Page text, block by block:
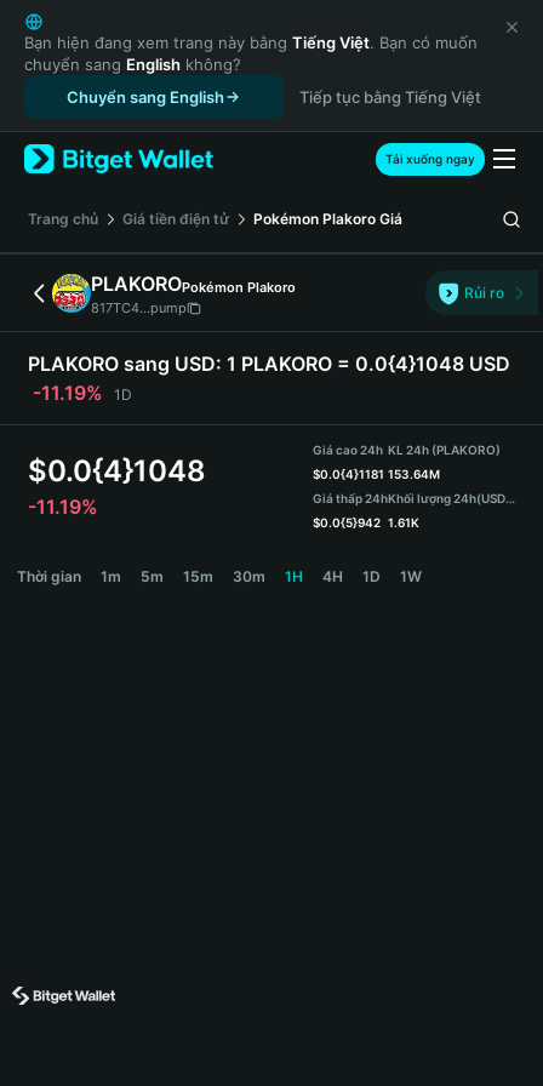
English
日本語
Tiếng Việt
Русский
Español (Latinoamérica)
Türkçe
Français
Deutsch
简体中文
繁體中文
Português (Portugal)
Bahasa Indonesia
ภาษาไทย
हिन्दी
Español
Português (Brasil)
Bạn hiện đang xem trang này bằng Tiếng Việt. Bạn có muốn
chuyển sang English không?
Chuyển sang English
Tiếp tục bằng Tiếng Việt
Tải xuống ngay
‌Trang chủ Giá tiền điện tử Pokémon Plakoro Giá
PLAKOROPokémon Plakoro
817TC4...pump
Rủi ro
PLAKORO sang USD: 1 PLAKORO = 0.0{4}1048 USD
-11.19%
1D
$0.0{4}1048
-11.19%
Giá cao 24h
$0.0{4}1181
Giá thấp 24h
$0.0{5}942
KL 24h (PLAKORO)
153.64M
Khối lượng 24h(USDT)
1.61K
Thời gian 1m 5m 15m 30m 1H 4H 1D 1W